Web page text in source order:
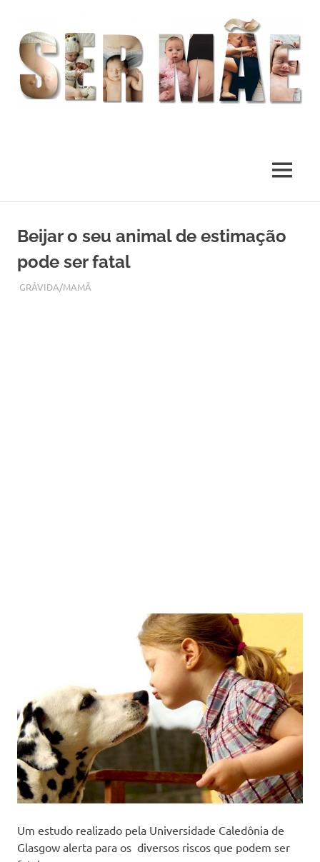
content
MENU
Beijar o seu animal de estimação
pode ser fatal
MAIO 7, 2019
ADMIN
GRÁVIDA/MAMÃ
Um estudo realizado pela Universidade Caledônia de
Glasgow alerta para os diversos riscos que podem ser